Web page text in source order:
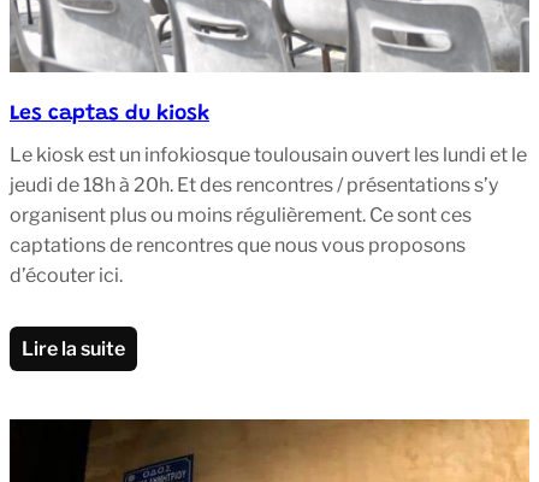
Les captas du kiosk
Le kiosk est un infokiosque toulousain ouvert les lundi et le
jeudi de 18h à 20h. Et des rencontres / présentations s’y
organisent plus ou moins régulièrement. Ce sont ces
captations de rencontres que nous vous proposons
d’écouter ici.
Lire la suite